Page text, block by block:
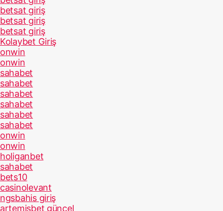
betsat giriş
betsat giriş
betsat giriş
Kolaybet Giriş
onwin
onwin
sahabet
sahabet
sahabet
sahabet
sahabet
sahabet
onwin
onwin
holiganbet
sahabet
bets10
casinolevant
ngsbahis giriş
artemisbet güncel